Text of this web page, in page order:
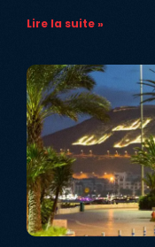
Lire la suite »